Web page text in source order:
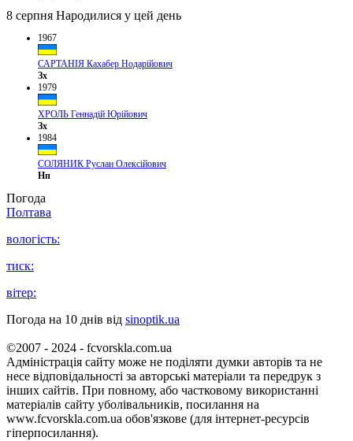
8 серпня Народилися у цей день
1967
САРТАНІЯ Кахабер Нодарійович
Зх
1979
ХРОЛЬ Геннадій Юрійович
Зх
1984
СОЛЯНИК Руслан Олексійович
Нп
Погода
Полтава
вологість:
тиск:
вітер:
Погода на 10 днів від sinoptik.ua
©2007 - 2024 - fcvorskla.com.ua
Адміністрація сайту може не поділяти думки авторів та не
несе відповідальності за авторські матеріали та передрук з
інших сайтів. При повному, або частковому використанні
матеріалів сайту уболівальників, посилання на
www.fcvorskla.com.ua обов'язкове (для інтернет-ресурсів
гіперпосилання).